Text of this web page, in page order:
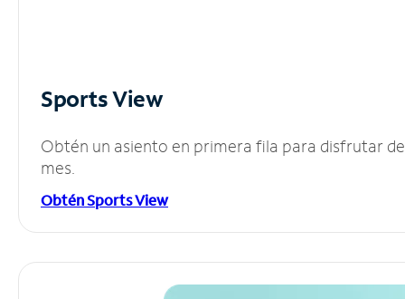
Sports View
Obtén un asiento en primera fila para disfrutar
mes.
Obtén Sports View